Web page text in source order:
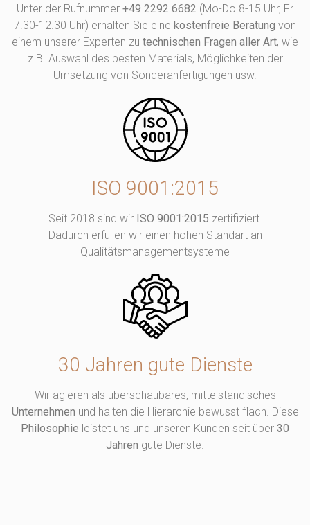
Unter der Rufnummer +49 2292 6682 (Mo-Do 8-15 Uhr, Fr
7.30-12.30 Uhr) erhalten Sie eine kostenfreie Beratung von
einem unserer Experten zu technischen Fragen aller Art, wie
z.B. Auswahl des besten Materials, Möglichkeiten der
Umsetzung von Sonderanfertigungen usw.
ISO 9001:2015
Seit 2018 sind wir ISO 9001:2015 zertifiziert.
Dadurch erfüllen wir einen hohen Standart an
Qualitätsmanagementsysteme
30 Jahren gute Dienste
Wir agieren als überschaubares, mittelständisches
Unternehmen und halten die Hierarchie bewusst flach. Diese
Philosophie leistet uns und unseren Kunden seit über 30
Jahren gute Dienste.